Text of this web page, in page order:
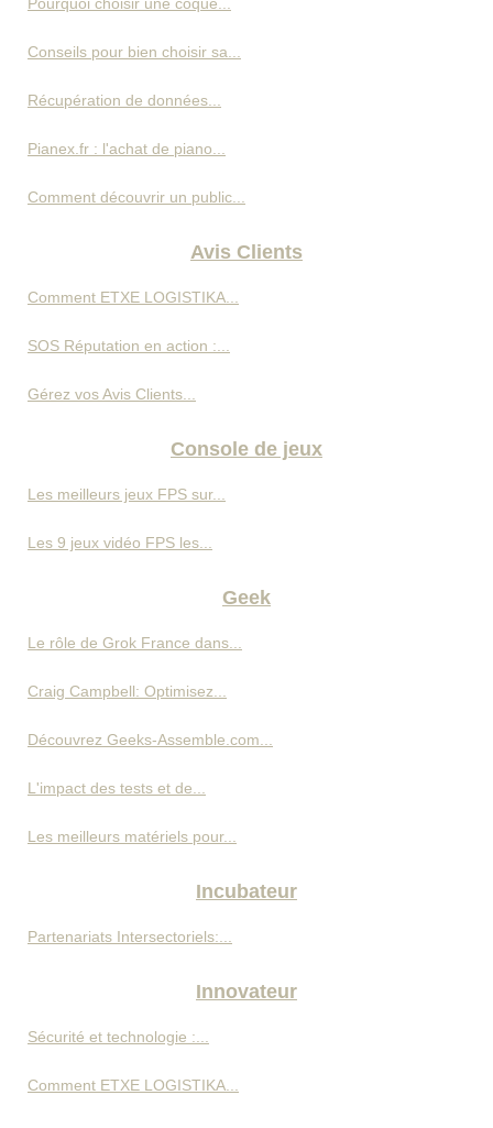
Pourquoi choisir une coque...
Conseils pour bien choisir sa...
Récupération de données...
Pianex.fr : l'achat de piano...
Comment découvrir un public...
Avis Clients
Comment ETXE LOGISTIKA...
SOS Réputation en action :...
Gérez vos Avis Clients...
Console de jeux
Les meilleurs jeux FPS sur...
Les 9 jeux vidéo FPS les...
Geek
Le rôle de Grok France dans...
Craig Campbell: Optimisez...
Découvrez Geeks-Assemble.com...
L'impact des tests et de...
Les meilleurs matériels pour...
Incubateur
Partenariats Intersectoriels:...
Innovateur
Sécurité et technologie :...
Comment ETXE LOGISTIKA...